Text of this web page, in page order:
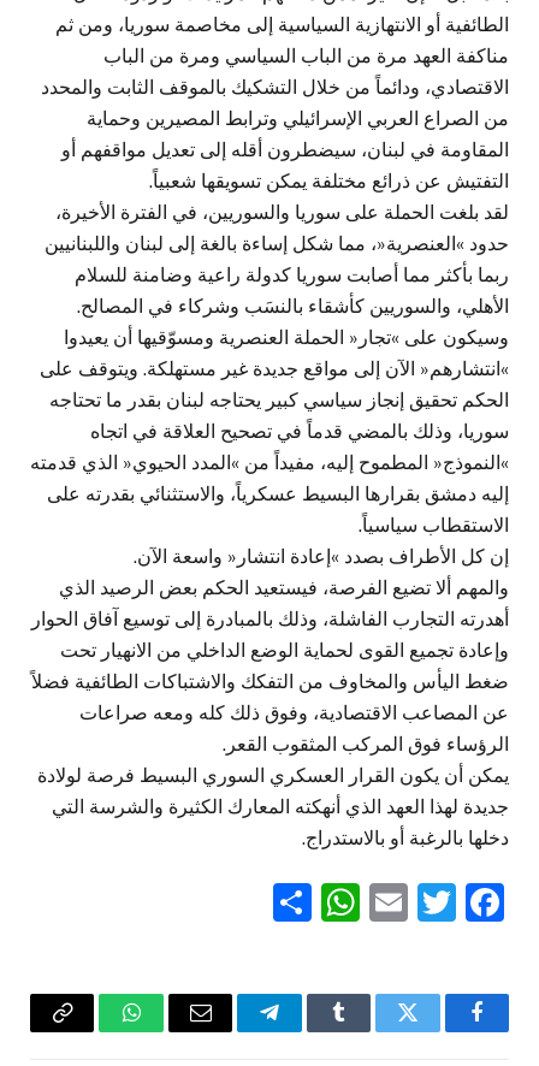
الطائفية أو الانتهازية السياسية إلى مخاصمة سوريا، ومن ثم
مناكفة العهد مرة من الباب السياسي ومرة من الباب
الاقتصادي، ودائماً من خلال التشكيك بالموقف الثابت والمحدد
من الصراع العربي الإسرائيلي وترابط المصيرين وحماية
المقاومة في لبنان، سيضطرون أقله إلى تعديل مواقفهم أو
التفتيش عن ذرائع مختلفة يمكن تسويقها شعبياً.
لقد بلغت الحملة على سوريا والسوريين، في الفترة الأخيرة،
حدود »العنصرية«، مما شكل إساءة بالغة إلى لبنان واللبنانيين
ربما بأكثر مما أصابت سوريا كدولة راعية وضامنة للسلام
الأهلي، والسوريين كأشقاء بالنسَب وشركاء في المصالح.
وسيكون على »تجار« الحملة العنصرية ومسوّقيها أن يعيدوا
»انتشارهم« الآن إلى مواقع جديدة غير مستهلكة. ويتوقف على
الحكم تحقيق إنجاز سياسي كبير يحتاجه لبنان بقدر ما تحتاجه
سوريا، وذلك بالمضي قدماً في تصحيح العلاقة في اتجاه
»النموذج« المطموح إليه، مفيداً من »المدد الحيوي« الذي قدمته
إليه دمشق بقرارها البسيط عسكرياً، والاستثنائي بقدرته على
الاستقطاب سياسياً.
إن كل الأطراف بصدد »إعادة انتشار« واسعة الآن.
والمهم ألا تضيع الفرصة، فيستعيد الحكم بعض الرصيد الذي
أهدرته التجارب الفاشلة، وذلك بالمبادرة إلى توسيع آفاق الحوار
وإعادة تجميع القوى لحماية الوضع الداخلي من الانهيار تحت
ضغط اليأس والمخاوف من التفكك والاشتباكات الطائفية فضلاً
عن المصاعب الاقتصادية، وفوق ذلك كله ومعه صراعات
الرؤساء فوق المركب المثقوب القعر.
يمكن أن يكون القرار العسكري السوري البسيط فرصة لولادة
جديدة لهذا العهد الذي أنهكته المعارك الكثيرة والشرسة التي
دخلها بالرغبة أو بالاستدراج.
Facebook
Twitter
Email
WhatsApp
فيسبوكتويتر Tumblr تيلقرام البريد
واتسابCopy